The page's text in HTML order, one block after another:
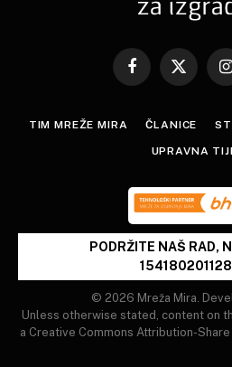
Facebook
X
TIM MREŽE MIRA ČLANICE
UPRAVNA
PODRŽITE NAŠ RAD,
© 2026 Mreža Mira.
Unless otherwise stated, content on
a Creative Commons Attribution-